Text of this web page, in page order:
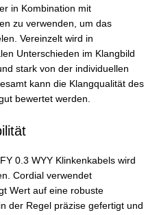
in Kombination mit
zu verwenden, um das
Vereinzelt wird in
Unterschieden im Klangbild
stark von der individuellen
kann die Klangqualität des
bewertet werden.
0.3 WYY Klinkenkabels wird
Cordial verwendet
Wert auf eine robuste
der Regel präzise gefertigt und